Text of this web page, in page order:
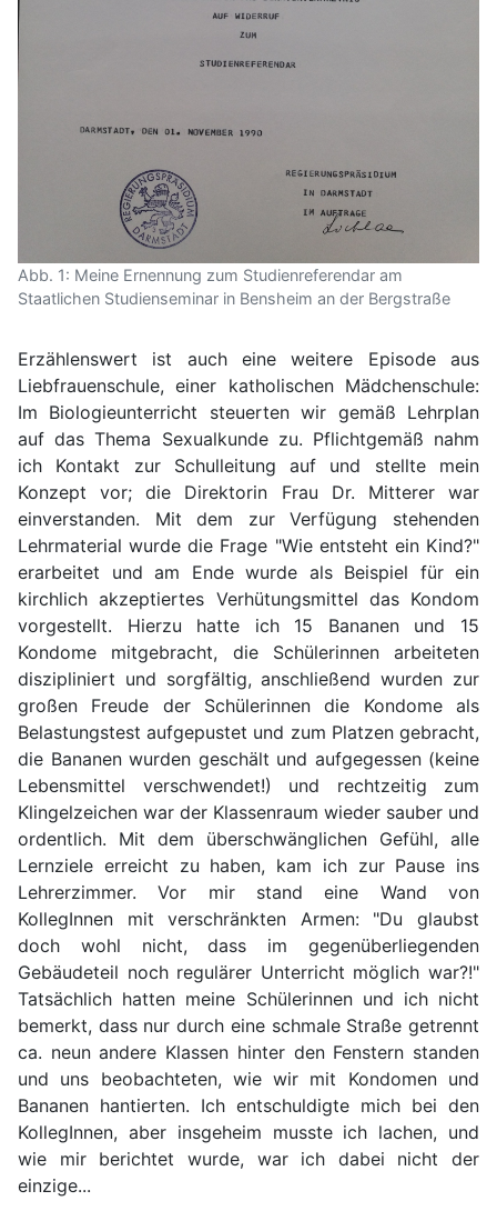
Abb. 1: Meine Ernennung zum Studienreferendar am
Staatlichen Studienseminar in Bensheim an der Bergstraße
Erzählenswert ist auch eine weitere Episode aus
Liebfrauenschule, einer katholischen Mädchenschule:
Im Biologieunterricht steuerten wir gemäß Lehrplan
auf das Thema Sexualkunde zu. Pflichtgemäß nahm
ich Kontakt zur Schulleitung auf und stellte mein
Konzept vor; die Direktorin Frau Dr. Mitterer war
einverstanden. Mit dem zur Verfügung stehenden
Lehrmaterial wurde die Frage "Wie entsteht ein Kind?"
erarbeitet und am Ende wurde als Beispiel für ein
kirchlich akzeptiertes Verhütungsmittel das Kondom
vorgestellt. Hierzu hatte ich 15 Bananen und 15
Kondome mitgebracht, die Schülerinnen arbeiteten
diszipliniert und sorgfältig, anschließend wurden zur
großen Freude der Schülerinnen die Kondome als
Belastungstest aufgepustet und zum Platzen gebracht,
die Bananen wurden geschält und aufgegessen (keine
Lebensmittel verschwendet!) und rechtzeitig zum
Klingelzeichen war der Klassenraum wieder sauber und
ordentlich. Mit dem überschwänglichen Gefühl, alle
Lernziele erreicht zu haben, kam ich zur Pause ins
Lehrerzimmer. Vor mir stand eine Wand von
KollegInnen mit verschränkten Armen: "Du glaubst
doch wohl nicht, dass im gegenüberliegenden
Gebäudeteil noch regulärer Unterricht möglich war?!"
Tatsächlich hatten meine Schülerinnen und ich nicht
bemerkt, dass nur durch eine schmale Straße getrennt
ca. neun andere Klassen hinter den Fenstern standen
und uns beobachteten, wie wir mit Kondomen und
Bananen hantierten. Ich entschuldigte mich bei den
KollegInnen, aber insgeheim musste ich lachen, und
wie mir berichtet wurde, war ich dabei nicht der
einzige...